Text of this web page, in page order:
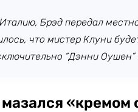
Брэд передал
что мистер Клуни
“Дэнни
«кремом